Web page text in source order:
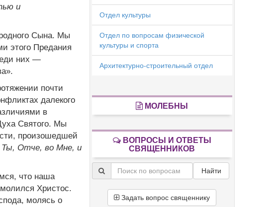
и
Сына. Мы
этого Предания
них —
почти
далекого
в
Святого. Мы
произошедшей
Ты, Отче, во Мне, и
что наша
молился Христос.
молясь о
Отдел культуры
Отдел по вопросам физической
культуры и спорта
Архитектурно-строительный отдел
МОЛЕБНЫ
ВОПРОСЫ И ОТВЕТЫ
СВЯЩЕННИКОВ
Найти
Задать вопрос священнику